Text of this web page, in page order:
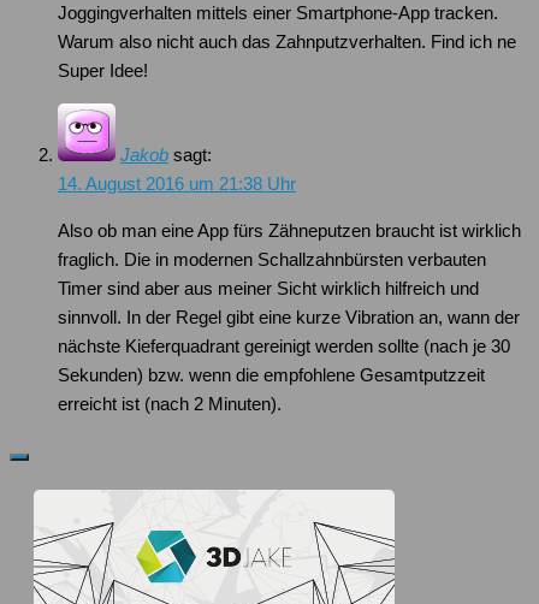
Joggingverhalten mittels einer Smartphone-App tracken.
Warum also nicht auch das Zahnputzverhalten. Find ich ne
Super Idee!
Jakob sagt:
14. August 2016 um 21:38 Uhr
Also ob man eine App fürs Zähneputzen braucht ist wirklich
fraglich. Die in modernen Schallzahnbürsten verbauten
Timer sind aber aus meiner Sicht wirklich hilfreich und
sinnvoll. In der Regel gibt eine kurze Vibration an, wann der
nächste Kieferquadrant gereinigt werden sollte (nach je 30
Sekunden) bzw. wenn die empfohlene Gesamtputzzeit
erreicht ist (nach 2 Minuten).